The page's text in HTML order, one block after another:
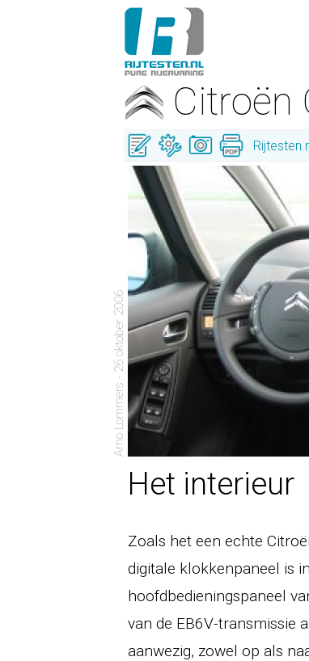
Citroën
Arno Lommers - 26 oktober 2006
Het interieur
Zoals het een echte
digitale klokkenpaneel is
hoofdbedieningspaneel
van de EB6V-transmissie
aanwezig, zowel op als